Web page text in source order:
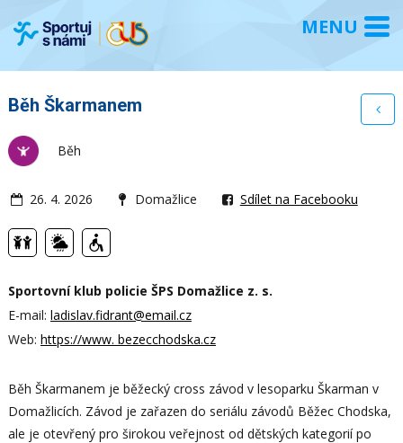
Běh Škarmanem
Běh
26. 4. 2026 Domažlice Sdílet na Facebooku
Sportovní klub policie ŠPS Domažlice z. s.
E-mail: ladislav.fidrant@email.cz
Web: https://www. bezecchodska.cz
Běh Škarmanem je běžecký cross závod v lesoparku Škarman v
Domažlicích. Závod je zařazen do seriálu závodů Běžec Chodska,
ale je otevřený pro širokou veřejnost od dětských kategorií po